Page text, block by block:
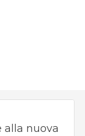
alla nuova